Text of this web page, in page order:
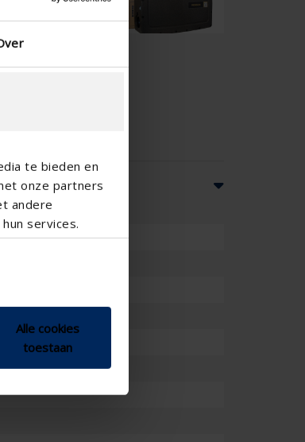
te bieden en
onze partners
andere
services.
Alle cookies
toestaan